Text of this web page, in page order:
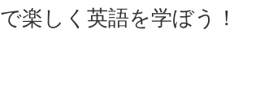
で楽しく英語を学ぼう！